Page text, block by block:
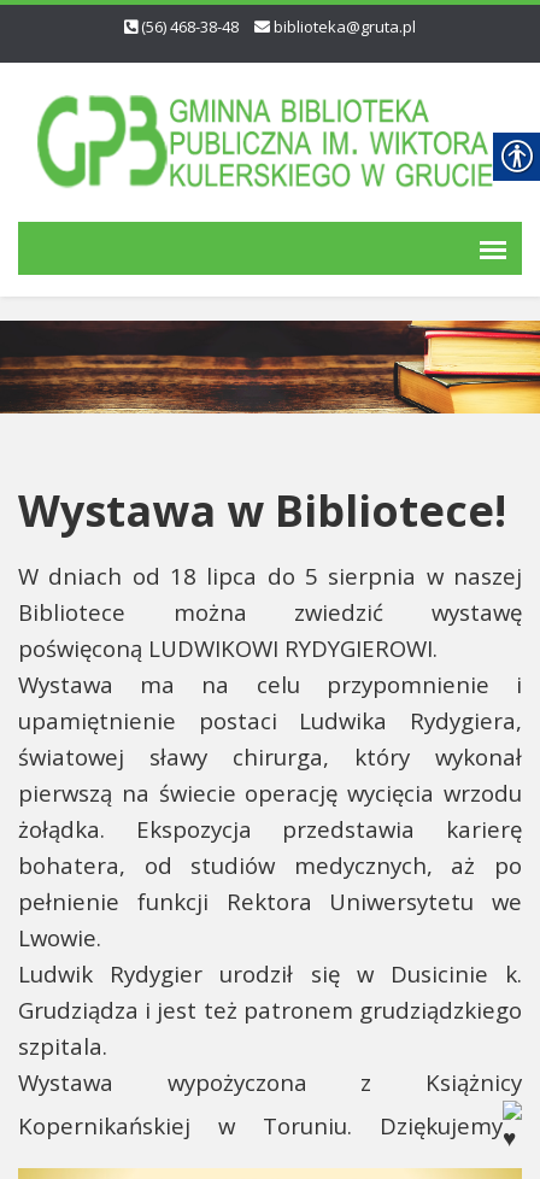
(56) 468-38-48 biblioteka@gruta.pl
Wystawa w Bibliotece!
W dniach od 18 lipca do 5 sierpnia w naszej
Bibliotece można zwiedzić wystawę
poświęconą LUDWIKOWI RYDYGIEROWI.
Wystawa ma na celu przypomnienie i
upamiętnienie postaci Ludwika Rydygiera,
światowej sławy chirurga, który wykonał
pierwszą na świecie operację wycięcia wrzodu
żołądka. Ekspozycja przedstawia karierę
bohatera, od studiów medycznych, aż po
pełnienie funkcji Rektora Uniwersytetu we
Lwowie.
Ludwik Rydygier urodził się w Dusicinie k.
Grudziądza i jest też patronem grudziądzkiego
szpitala.
Wystawa wypożyczona z Książnicy
Kopernikańskiej w Toruniu. Dziękujemy